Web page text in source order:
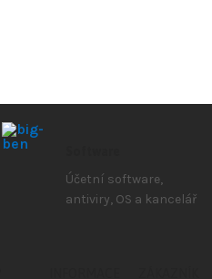
Účetní software,
antiviry, OS a kancelář